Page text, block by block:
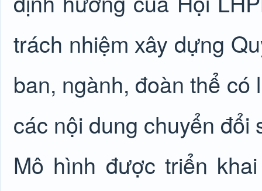
trách nhiệm xây dựng
ban, ngành, đoàn thể
các nội dung chuyển đổi
Mô hình được triển